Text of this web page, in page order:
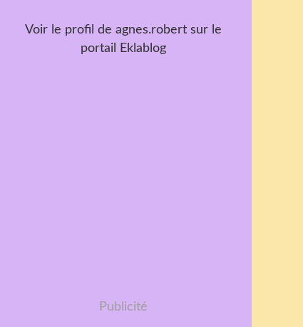
Voir le profil de agnes.robert sur le
portail Eklablog
Publicité